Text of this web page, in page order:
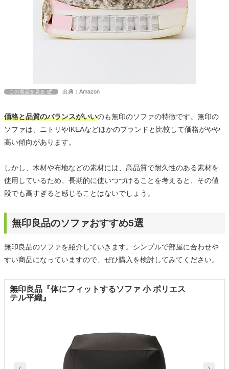
この商品を見る 出典：Amazon
価格と品質のバランスがいいのも無印のソファの特徴です。無印の
ソファは、ニトリやIKEAなどほかのブランドと比較して価格がやや
高い傾向があります。
しかし、木材や布地などの素材には、高品質で耐久性のある素材を
使用しているため、長期的に使いつづけることを考えると、その値
段でも高すぎると感じることはないでしょう。
無印良品のソファおすすめ5選
無印良品のソファを紹介していきます。シンプルで部屋に合わせや
すい商品になっていますので、ぜひ購入を検討してみてください。
無印良品『体にフィットするソファ 小 ポリエス
テル平織』